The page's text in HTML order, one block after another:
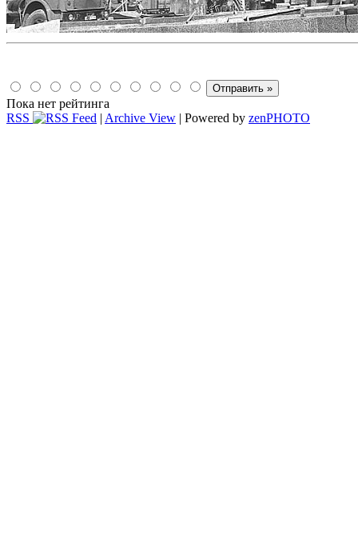
Пока нет рейтинга
RSS
| Archive View | Powered by zenPHOTO